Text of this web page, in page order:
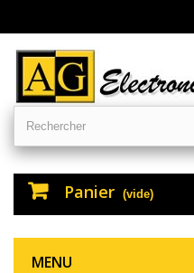
Panier (vide)
MENU